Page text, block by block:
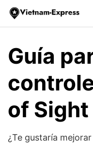
Saltar
contenido
Guía
of
¿Te gustaría